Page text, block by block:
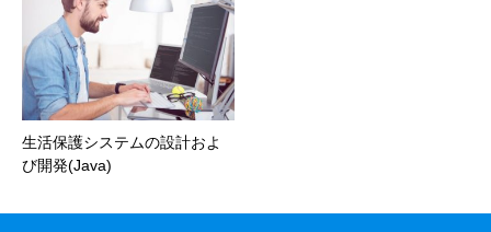
生活保護システムの設計およ
び開発(Java)